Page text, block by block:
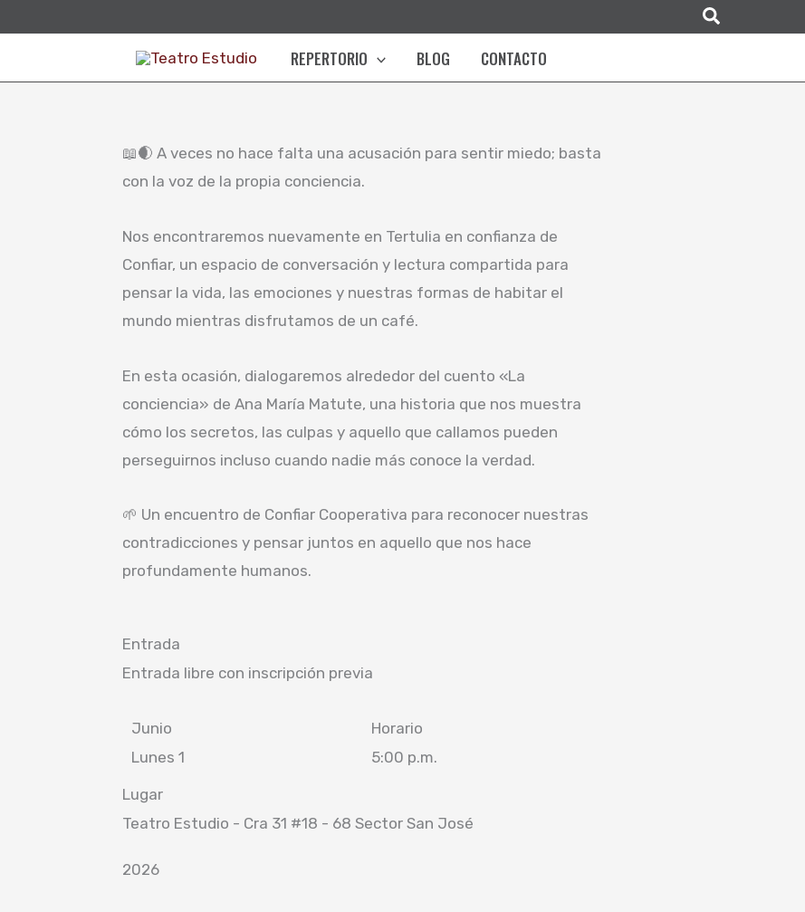
Buscar
REPERTORIO BLOG CONTACTO
📖🌒 A veces no hace falta una acusación para sentir miedo; basta
con la voz de la propia conciencia.
Nos encontraremos nuevamente en Tertulia en confianza de
Confiar, un espacio de conversación y lectura compartida para
pensar la vida, las emociones y nuestras formas de habitar el
mundo mientras disfrutamos de un café.
En esta ocasión, dialogaremos alrededor del cuento «La
conciencia» de Ana María Matute, una historia que nos muestra
cómo los secretos, las culpas y aquello que callamos pueden
perseguirnos incluso cuando nadie más conoce la verdad.
🌱 Un encuentro de Confiar Cooperativa para reconocer nuestras
contradicciones y pensar juntos en aquello que nos hace
profundamente humanos.
Entrada
Entrada libre con inscripción previa
Junio
Lunes 1
Horario
5:00 p.m.
Lugar
Teatro Estudio - Cra 31 #18 - 68 Sector San José
2026